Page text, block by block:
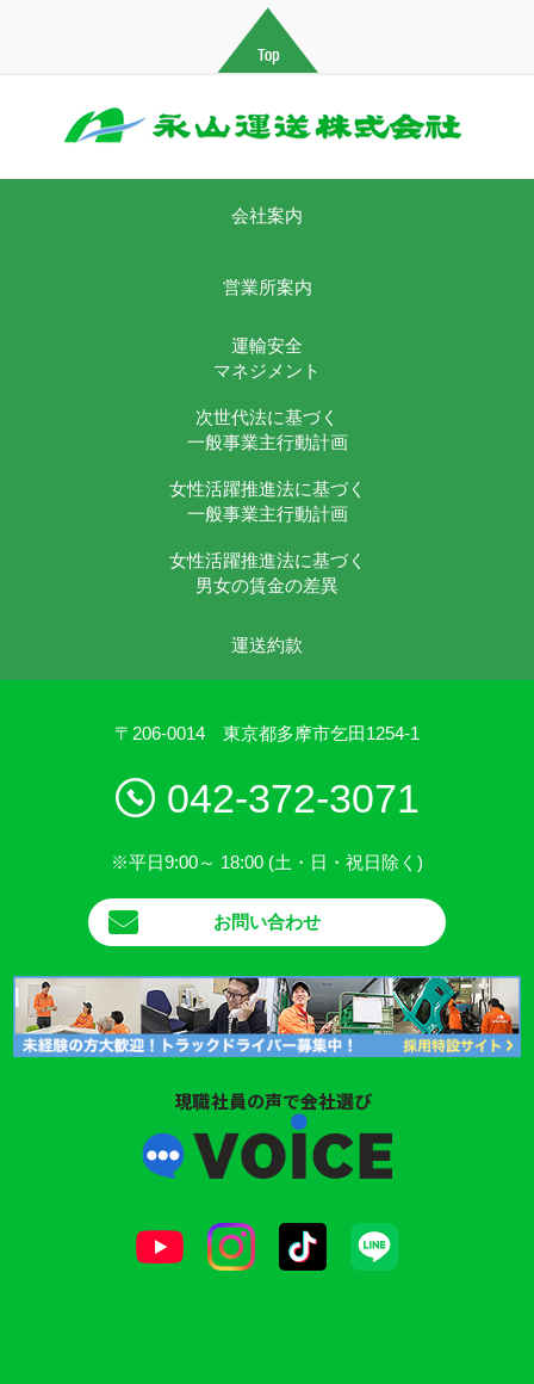
会社案内
営業所案内
運輸安全
マネジメント
次世代法に基づく
一般事業主行動計画
女性活躍推進法に基づく
一般事業主行動計画
女性活躍推進法に基づく
男女の賃金の差異
運送約款
〒206-0014 東京都多摩市乞田1254-1
042-372-3071
※平日9:00～ 18:00 (土・日・祝日除く)
お問い合わせ